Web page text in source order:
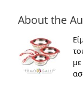
pos-
zestoi-
ygieis-
2
About the
με